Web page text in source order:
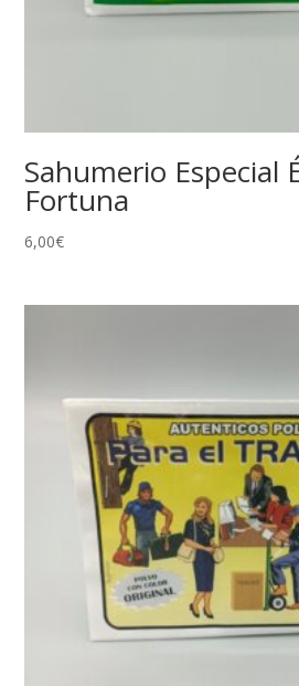
Sahumerio Especial
Fortuna
6,00€